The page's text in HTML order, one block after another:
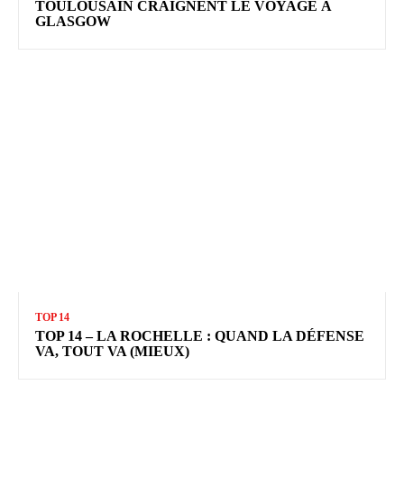
TOULOUSAIN CRAIGNENT LE VOYAGE À
GLASGOW
TOP 14
TOP 14 – LA ROCHELLE : QUAND LA DÉFENSE
VA, TOUT VA (MIEUX)